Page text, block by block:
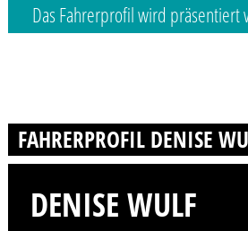
Das Fahrerprofil wird präsentiert
FAHRERPROFIL DENISE
DENISE WULF